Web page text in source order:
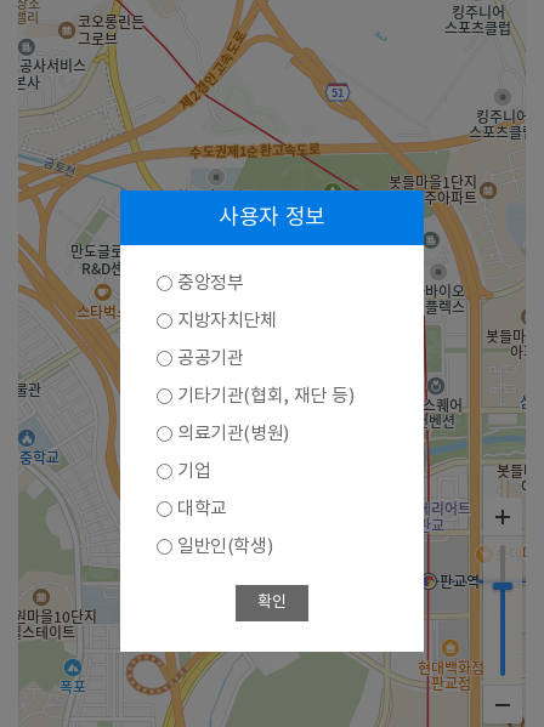
사용자 정보
중앙정부
지방자치단체
공공기관
기타기관(협회, 재단 등)
의료기관(병원)
기업
대학교
일반인(학생)
확인